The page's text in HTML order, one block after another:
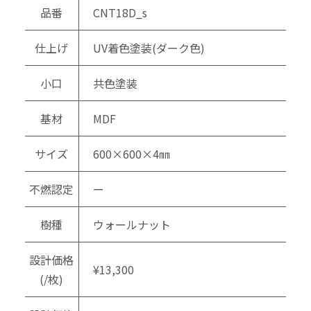
品番 CNT18D_s
仕上げ UV着色塗装(ダーク色)
小口 共色塗装
基材 MDF
サイズ 600×600×4㎜
不燃認定 ー
樹種 ウォールナット
設計価格
(/枚)
¥13,300